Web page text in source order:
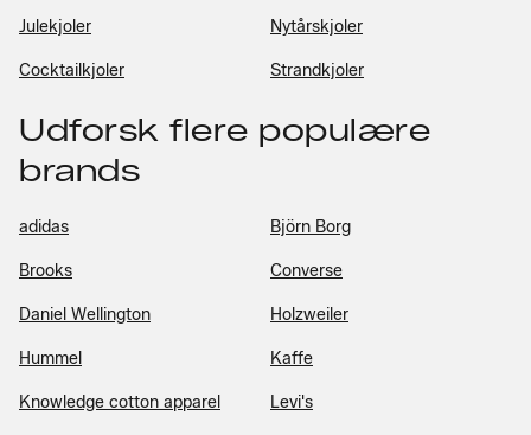
Julekjoler Nytårskjoler
Cocktailkjoler Strandkjoler
Udforsk flere populære
brands
adidas Björn Borg
Brooks Converse
Daniel Wellington Holzweiler
Hummel Kaffe
Knowledge cotton apparel Levi's